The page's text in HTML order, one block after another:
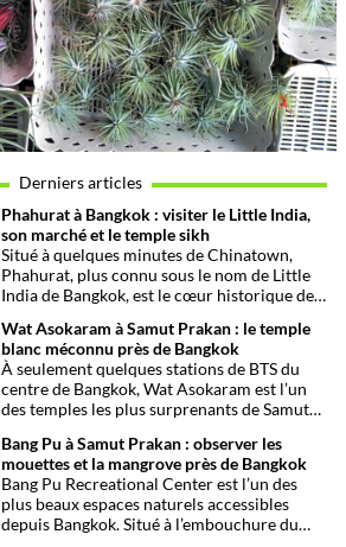
Derniers articles
Phahurat à Bangkok : visiter le Little India,
son marché et le temple sikh
Situé à quelques minutes de Chinatown,
Phahurat, plus connu sous le nom de Little
India de Bangkok, est le cœur historique de
capitale thaïlandaise. Entre son célèbre
marché aux tissus, ses restaurants
traditionnels, ses épiceries et son
impressionnant temple sikh, ce quartier
offre une immersion dépaysante au cœur de
Bangkok.
Wat Asokaram à Samut Prakan : le temple
blanc méconnu près de Bangkok
À seulement quelques stations de BTS du
centre de Bangkok, Wat Asokaram est l’un
des temples les plus surprenants de Samut
de l’architecture birmane, son atmosphère
paisible et son importance dans la pratique
de la méditation, il offre une excursion
originale loin des circuits touristiques
habituels.
Bang Pu à Samut Prakan : observer les
mouettes et la mangrove près de Bangkok
Bang Pu Recreational Center est l’un des
plus beaux espaces naturels accessibles
depuis Bangkok. Situé à l’embouchure du